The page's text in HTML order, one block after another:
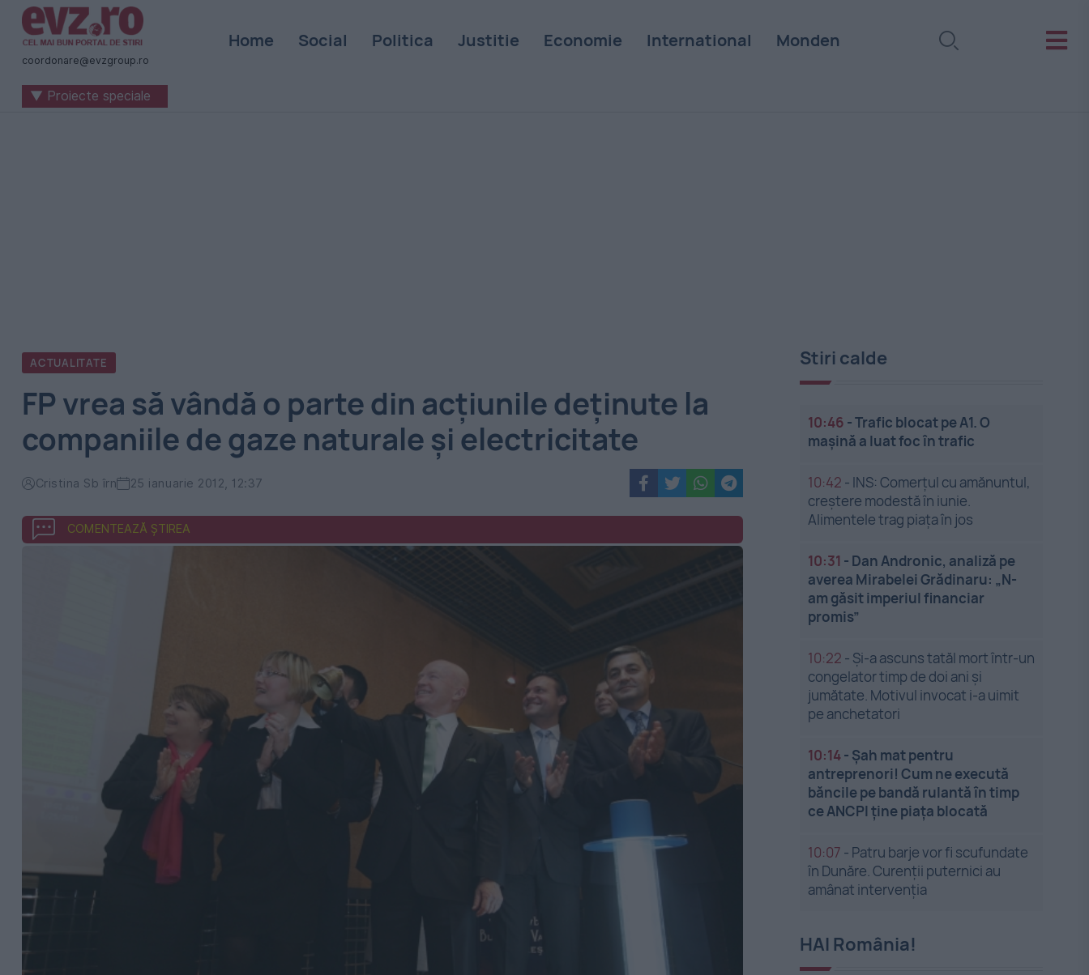
Știri
naționale
internaționale
coordonare@evzgroup.ro
Home Social Politica Justitie Economie International Monden
▼ Proiecte speciale
ACTUALITATE
FP vrea să vândă o parte din acțiunile deţinute la
companiile de gaze naturale şi electricitate
Cristina Sb îrn 25 ianuarie 2012, 12:37
COMENTEAZĂ ȘTIREA
Stiri calde
10:46 -Trafic blocat pe A1. O
mașină a luat foc în trafic
10:42 - INS: Comerțul cu amănuntul,
creștere modestă în iunie.
Alimentele trag piața în jos
10:31 - Dan Andronic, analiză pe
averea Mirabelei Grădinaru: „N-
am găsit imperiul financiar
promis”
10:22 - Și-a ascuns tatăl mort într-un
congelator timp de doi ani și
jumătate. Motivul invocat i-a uimit
pe anchetatori
10:14- Șah mat pentru
antreprenori! Cum ne execută
băncile pe bandă rulantă în timp
ce ANCPI ține piața blocată
10:07 - Patru barje vor fi scufundate
în Dunăre. Curenții puternici au
amânat intervenția
HAI România!